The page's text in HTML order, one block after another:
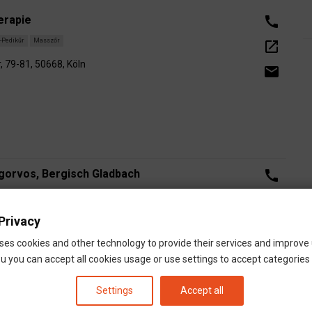
Pedikűr Masszőr
81, 50668, Köln
call
open_in_new
email
Bergisch Gladbach
Odenthal
Bergisch Gladbach
call
Gladbach
cookies and other technology to provide their services and improve
you can accept all cookies usage or use settings to accept categories
Settings Accept all